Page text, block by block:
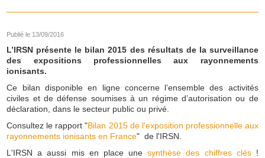
Publié le 13/09/2016
L’IRSN présente le bilan 2015 des résultats de la surveillance
des expositions professionnelles aux rayonnements
ionisants.
Ce bilan disponible en ligne concerne l’ensemble des activités
civiles et de défense soumises à un régime d’autorisation ou de
déclaration, dans le secteur public ou privé.
Consultez le rapport "Bilan 2015 de l'exposition professionnelle aux
rayonnements ionisants en France" de l'IRSN.
L'IRSN a aussi mis en place unesynthèse des chiffres clés!